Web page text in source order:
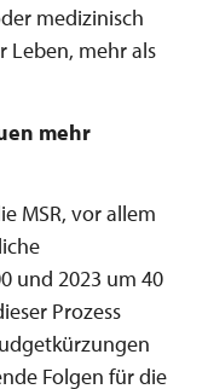
medizinisch
Leben, mehr als
mehr
MSR, vor allem
und 2023 um 40
Prozess
Folgen für die